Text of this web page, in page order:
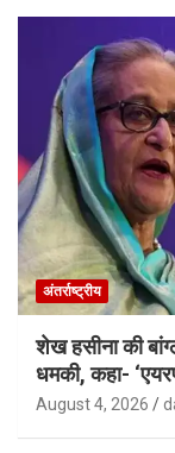
अंतर्राष्ट्रीय
शेख हसीना की
धमकी, कहा-
August 4, 2026